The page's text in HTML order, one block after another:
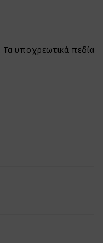
Τα υποχρεωτικά πεδία